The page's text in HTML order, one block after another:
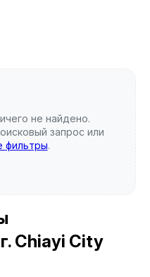
не найдено.
запрос или
фильтры.
Chiayi City